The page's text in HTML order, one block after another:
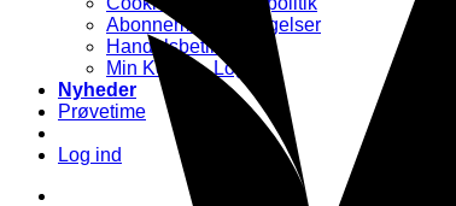
Abonnementsbetingelser
Handelsbetingelser
Min Konto – Log-in
Nyheder
Prøvetime
Log ind